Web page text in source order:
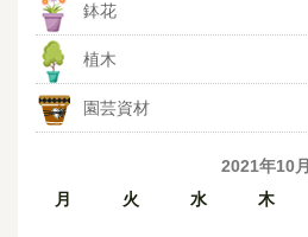
鉢花
植木
園芸資材
2021年10月
月
火 水 木